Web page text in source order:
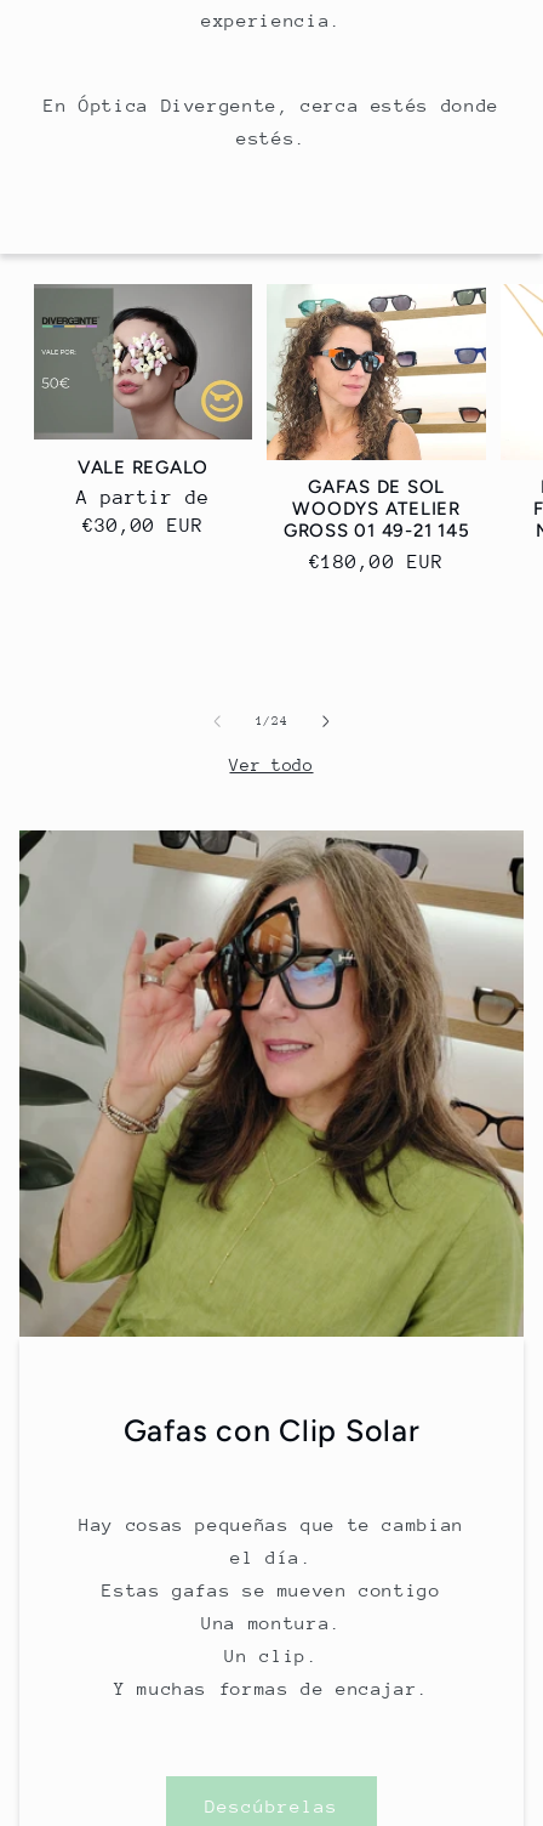
experiencia.
En Óptica Divergente, cerca estés donde
estés.
VALE REGALO
Precio
habitual
A partir de
€30,00 EUR
GAFAS DE SOL
WOODYS ATELIER
GROSS 01 49-21 145
Precio
€180,00 EUR
1/de
24
Ver todo
Gafas con Clip Solar
Hay cosas pequeñas que te cambian
el día.
Estas gafas se mueven contigo
Una montura.
Un clip.
Y muchas formas de encajar.
Descúbrelas